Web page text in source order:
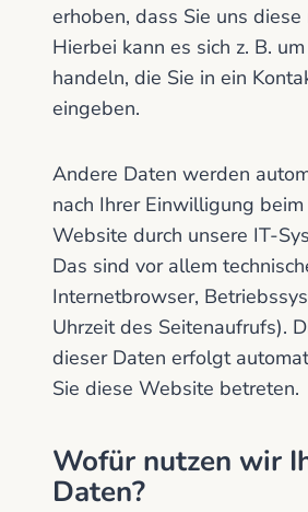
erhoben, dass Sie uns
Hierbei kann es sich z. B.
handeln, die Sie in ein
eingeben.
Andere Daten werden
nach Ihrer Einwilligung
Website durch unsere IT-
Das sind vor allem
Internetbrowser,
Uhrzeit des Seitenaufrufs).
dieser Daten erfolgt
Sie diese Website betreten.
Wofür nutzen wir
Daten?